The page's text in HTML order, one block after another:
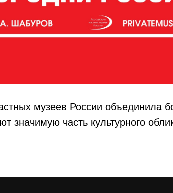
музеев России объединила
значимую часть культурного